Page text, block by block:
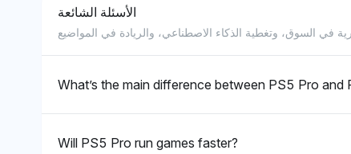
10
الأسئلة الشائعة
What’s the main difference between PS5 Pro and
Will PS5 Pro run games faster?